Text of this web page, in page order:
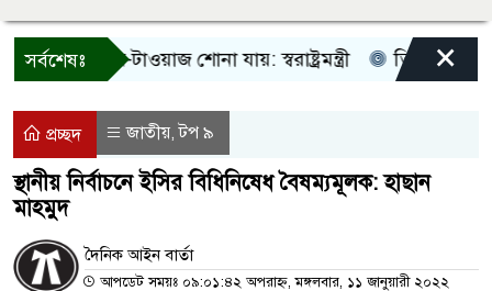
সর্বশেষঃ
আওয়াজ-টাওয়াজ শোনা যায়: স্বরাষ্ট্রমন্ত্রী তিন দিনের মধ্যে
×
প্রচ্ছদ জাতীয়,টপ ৯
স্থানীয় নির্বাচনে ইসির বিধিনিষেধ বৈষম্যমূলক: হাছান
মাহমুদ
দৈনিক আইন বার্তা
আপডেট সময়ঃ ০৯:০১:৪২ অপরাহ্ন, মঙ্গলবার, ১১ জানুয়ারী ২০২২